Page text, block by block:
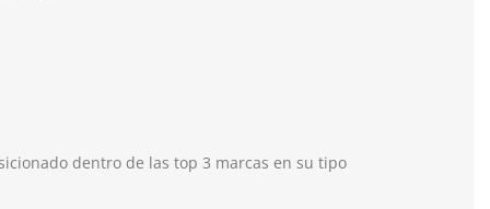
dentro de las top 3 marcas en su tipo